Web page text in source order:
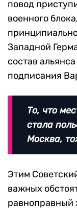
повод
военного
Западной
состав
подписания
То, что
стала
Москва,
Этим
важных
равноправный